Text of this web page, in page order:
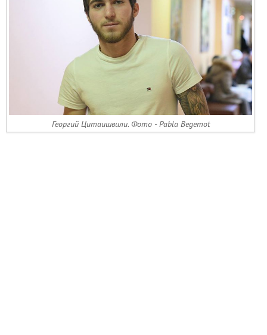
Георгий Цитаишвили. Фото - Pabla Begemot